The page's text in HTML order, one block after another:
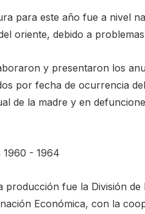
para este año fue a nivel
oriente, debido a
y presentaron los
por fecha de ocurrencia
de la madre y en
1960 - 1964
fue la División de
Económica, con la